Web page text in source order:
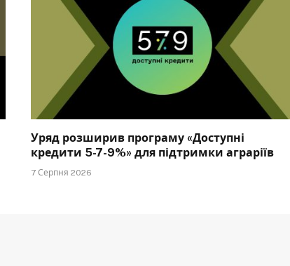
Уряд розширив програму «Доступні
кредити 5-7-9%» для підтримки аграріїв
7 Серпня 2026